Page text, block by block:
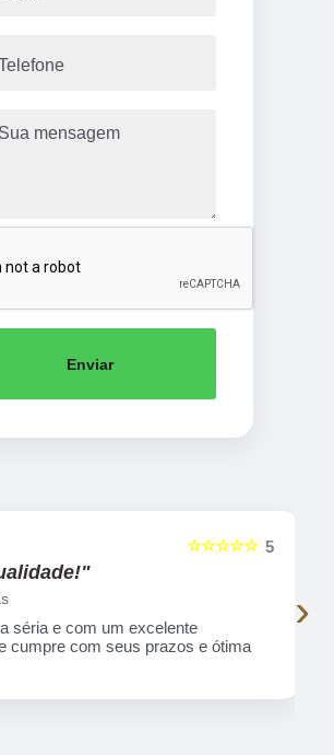
Enviar
5
☆☆☆☆☆
séria e com um excelente
cumpre com seus prazos e ótima
›